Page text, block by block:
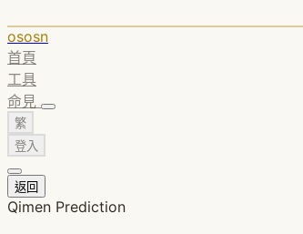
ososn
首頁
工具
命見
繁
登入
返回
Qimen Prediction